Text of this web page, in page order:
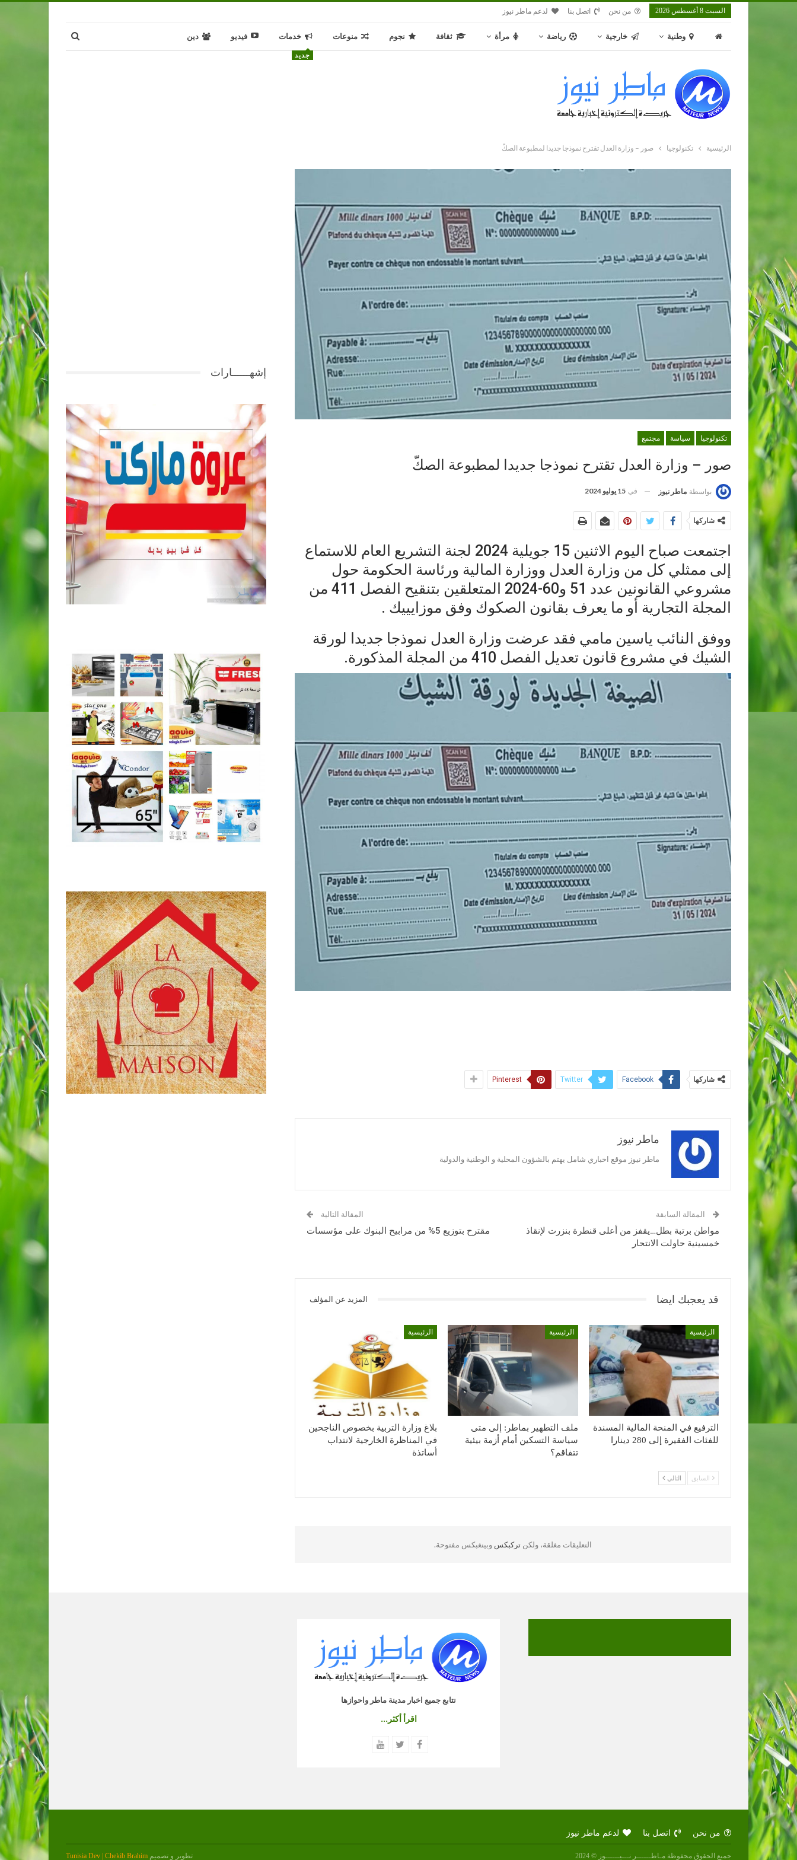
السبت 8 أغسطس 2026 من نحن اتصل بنا لدعم ماطر نيوز
وطنية خارجية رياضة مرأة ثقافة نجوم منوعات خدمات
جديد
فيديو دين
الرئيسية تكنولوجيا صور – وزارة العدل تقترح نموذجا جديدا لمطبوعة الصكّ
تكنولوجيا سياسة مجتمع
صور – وزارة العدل تقترح نموذجا جديدا لمطبوعة الصكّ
بواسطة ماطر نيوز في 15 يوليو 2024
شاركها
اجتمعت صباح اليوم الاثنين 15 جويلية 2024 لجنة التشريع العام للاستماع
إلى ممثلي كل من وزارة العدل ووزارة المالية ورئاسة الحكومة حول
مشروعي القانونين عدد 51 و60-2024 المتعلقين بتنقيح الفصل 411 من
المجلة التجارية أو ما يعرف بقانون الصكوك وفق موزايييك .
ووفق النائب ياسين مامي فقد عرضت وزارة العدل نموذجا جديدا لورقة
الشيك في مشروع قانون تعديل الفصل 410 من المجلة المذكورة.
شاركها Facebook
Twitter
Pinterest
ماطر نيوز
ماطر نيوز موقع اخباري شامل يهتم بالشؤون المحلية و الوطنية والدولية
المقالة السابقة
مواطن برتبة بطل…يقفز من أعلى قنطرة بنزرت لإنقاذ
خمسينية حاولت الانتحار
المقالة التالية
مقترح بتوزيع 5% من مرابيح البنوك على مؤسسات
قد يعجبك ايضا المزيد عن المؤلف
الرئيسية
الترفيع في المنحة المالية المسندة
للفئات الفقيرة إلى 280 دينارا
الرئيسية
ملف التطهير بماطر: إلى متى
سياسة التسكين أمام أزمة بيئية
تتفاقم؟
الرئيسية
بلاغ وزارة التربية بخصوص الناجحين
في المناظرة الخارجية لانتداب
أساتذة
السابق التالي
التعليقات مغلقة، ولكن تركبكس وبينغبكس مفتوحة.
إشهــــــارات
نتابع جميع اخبار مدينة ماطر واحوازها
اقرأ أكثر...
من نحن اتصل بنا لدعم ماطر نيوز
جميع الحقوق محفوظة مـاطــــــر نـــيــــــوز © 2024 تطوير و تصميم Tunisia Dev | Chekib Brahim